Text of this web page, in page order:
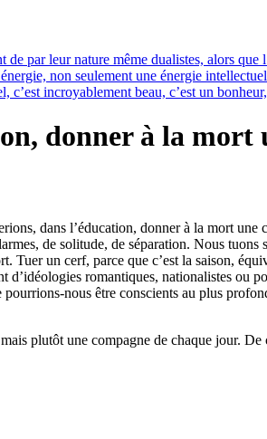
par leur nature même dualistes, alors
non seulement une énergie
c’est incroyablement beau, c’est un
donner à la
dans l’éducation, donner à la mort
de solitude, de séparation. Nous
Tuer un cerf, parce que c’est la saison,
d’idéologies romantiques, nationalistes
nous être conscients au plus
plutôt une compagne de chaque jour.